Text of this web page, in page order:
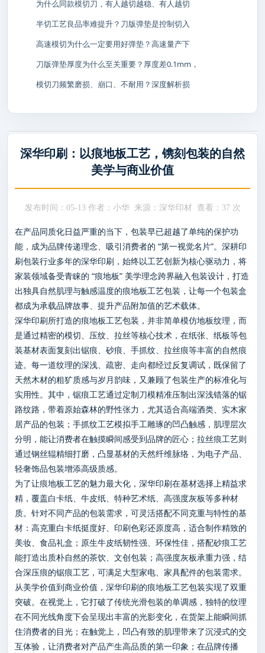
深华印刷：以痕地板工艺，镌刻包装的自然
美学与商业价值
发布时间：05-13 作者：小华 来源：深华印材 查看： 37 次
在产品同质化日益严重的当下，包装早已超越了单纯的保护功
能，成为品牌传递理念、吸引消费者的 “第一视觉名片”。深耕印
刷包装行业多年的深华印刷，始终以工艺创新为核心驱动力，将
家装领域备受青睐的 “痕地板” 美学理念跨界融入包装设计，打造
出独具自然肌理与触感温度的痕地板工艺包装，让每一个包装盒
都成为承载品牌故事、提升产品附加值的艺术载体。
深华印刷所打造的痕地板工艺包装，并非简单模仿地板纹理，而
是通过精密的模切、压纹、拉丝等核心技术，在纸张、纸板等包
装基材表面复刻出锯痕、砂痕、手抓纹、拉丝痕等丰富的自然痕
迹。每一道纹理的深浅、疏密、走向都经过反复调试，既保留了
天然木材的粗犷质感与岁月韵味，又兼顾了包装生产的标准化与
实用性。其中，锯痕工艺通过定制刀模精准压制出深浅错落的锯
路纹路，带着原始森林的野性张力，尤其适合高端酒类、实木家
居产品的包装；手抓纹工艺模拟手工雕琢的凹凸触感，肌理层次
分明，能让消费者在触摸瞬间感受到品牌的匠心；拉丝痕工艺则
通过钢丝辊精细打磨，凸显基材的天然纤维脉络，为电子产品、
轻奢饰品包装增添高级质感。
为了让痕地板工艺的魅力最大化，深华印刷在基材选择上精益求
精，覆盖白卡纸、牛皮纸、特种艺术纸、高强度灰板等多种材
质。针对不同产品的包装需求，可灵活搭配不同克重与特性的基
材：高克重白卡纸挺度好、印刷色彩还原度高，适合制作精致的
美妆、食品礼盒；原生牛皮纸韧性强、环保性佳，搭配砂痕工艺
能打造出质朴自然的茶饮、文创包装；高强度灰板承重力强，结
合深压痕的锯痕工艺，可满足大型家电、家具配件的包装需求。
从美学价值到商业价值，深华印刷的痕地板工艺包装实现了双重
突破。在视觉上，它打破了传统光滑包装的单调感，独特的纹理
在不同光线角度下会呈现出丰富的光影变化，在货架上能瞬间抓
住消费者的目光；在触觉上，凹凸有致的肌理带来了沉浸式的交
互体验，让消费者对产品产生高品质的第一印象；在品牌传播
为什么同款模切刀，有人越切越稳、有人越切
半切工艺良品率难提升？刀版弹垫是控制切入
高速模切为什么一定要用好弹垫？高速量产下
刀版弹垫厚度为什么至关重要？厚度差0.1mm，
模切刀频繁磨损、崩口、不耐用？深度解析损